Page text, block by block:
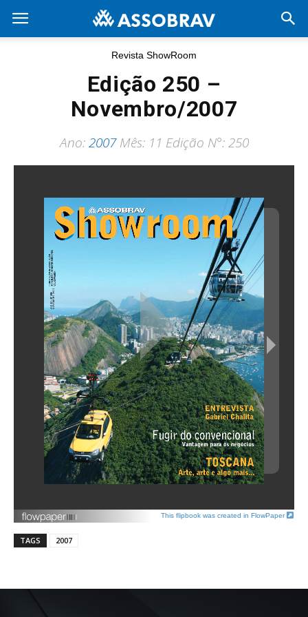
Revista ShowRoom
Edição 250 –
Novembro/2007
Ano:2007Mês: 11 Edição N°: 250
This flipbook was created in FlowPaper
TAGS 2007